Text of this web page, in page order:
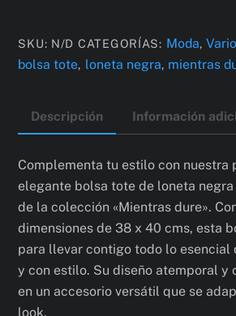
cantidad
SKU: N/D CATEGORÍAS: Moda,
bolsa tote, loneta negra, mientras
Descripción Información
Complementa tu estilo con nuestra
elegante bolsa tote de loneta
de la colección «Mientras dure».
dimensiones de 38 x 40 cms, esta
para llevar contigo todo lo esencial
y con estilo. Su diseño atemporal y
en un accesorio versátil que se
look.